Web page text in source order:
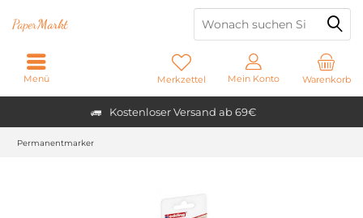
Kostenloser Versand ab 69€
PaperMarkt
Warenkorb
Merkzettel Mein Konto
Menü
Permanentmarker